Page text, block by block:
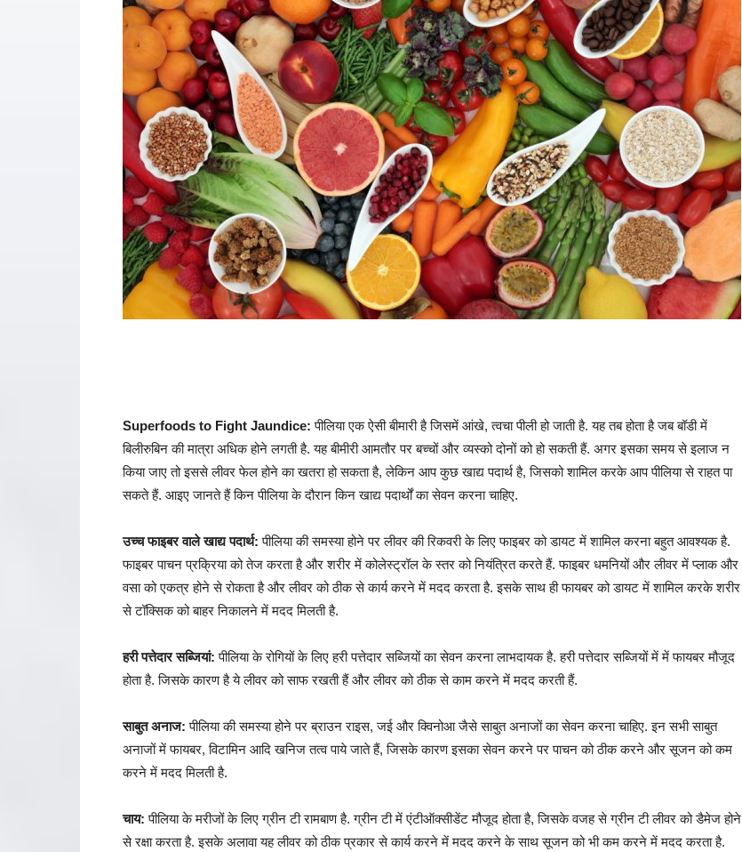
Superfoods to Fight Jaundice:पीलिया एक ऐसी बीमारी है जिसमें आंखे, त्वचा पीली हो जाती है. यह तब होता है जब बॉडी में
बिलीरुबिन की मात्रा अधिक होने लगती है. यह बीमीरी आमतौर पर बच्चों और व्यस्को दोनों को हो सकती हैं. अगर इसका समय से इलाज न
किया जाए तो इससे लीवर फेल होने का खतरा हो सकता है, लेकिन आप कुछ खाद्य पदार्थ है, जिसको शामिल करके आप पीलिया से राहत पा
सकते हैं. आइए जानते हैं किन पीलिया के दौरान किन खाद्य पदार्थों का सेवन करना चाहिए.
उच्च फाइबर वाले खाद्य पदार्थ: पीलिया की समस्या होने पर लीवर की रिकवरी के लिए फाइबर को डायट में शामिल करना बहुत आवश्यक है.
फाइबर पाचन प्रक्रिया को तेज करता है और शरीर में कोलेस्ट्रॉल के स्तर को नियंत्रित करते हैं. फाइबर धमनियों और लीवर में प्लाक और
वसा को एकत्र होने से रोकता है और लीवर को ठीक से कार्य करने में मदद करता है. इसके साथ ही फायबर को डायट में शामिल करके शरीर
से टॉक्सिक को बाहर निकालने में मदद मिलती है.
हरी पत्तेदार सब्जियां: पीलिया के रोगियों के लिए हरी पत्तेदार सब्जियों का सेवन करना लाभदायक है. हरी पत्तेदार सब्जियों में में फायबर मौजूद
होता है. जिसके कारण है ये लीवर को साफ रखती हैं और लीवर को ठीक से काम करने में मदद करती हैं.
साबुत अनाज:पीलिया की समस्या होने पर ब्राउन राइस, जई और क्विनोआ जैसे साबुत अनाजों का सेवन करना चाहिए. इन सभी साबुत
अनाजों में फायबर, विटामिन आदि खनिज तत्व पाये जाते हैं, जिसके कारण इसका सेवन करने पर पाचन को ठीक करने और सूजन को कम
करने में मदद मिलती है.
चाय:पीलिया के मरीजों के लिए ग्रीन टी रामबाण है. ग्रीन टी में एंटीऑक्सीडेंट मौजूद होता है, जिसके वजह से ग्रीन टी लीवर को डैमेज होने
से रक्षा करता है. इसके अलावा यह लीवर को ठीक प्रकार से कार्य करने में मदद करने के साथ सूजन को भी कम करने में मदद करता है.